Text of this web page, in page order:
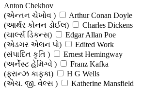
Anton Chekhov
(એન્તન ચેખોવ )
Arthur Conan Doyle
(આર્થર કોનન ડોઈલ)
Charles Dickens
(ચાર્લ્સ ડિકન્સ)
Edgar Allan Poe
(એડગર એલન પો)
Edited Work
(સંપાદિત કૃતિ )
Ernest Hemingway
(અર્નેસ્ટ હેમિંગ્વે )
Franz Kafka
(ફ્રાન્ઝ કાફકા)
H G Wells
(એચ. જી. વેલ્સ )
Katherine Mansfield